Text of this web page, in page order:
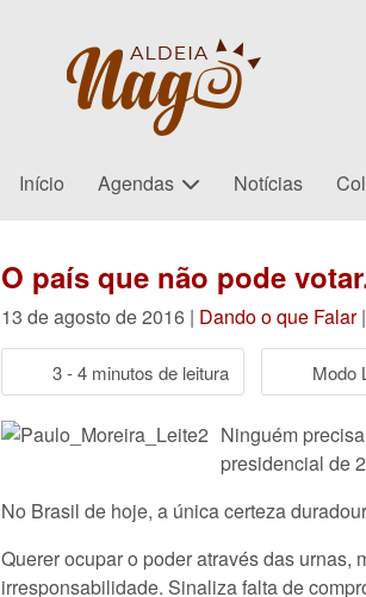
Início Agendas Notícias
O país que não pode
13 de agosto de 2016 | Dando o que Falar|
3 - 4 minutos de leitura Modo
Ninguém
presidencial de
No Brasil de hoje, a única certeza
Querer ocupar o poder através das
irresponsabilidade. Sinaliza falta de